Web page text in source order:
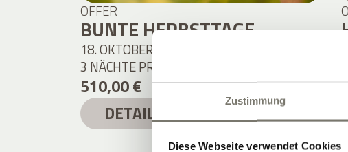
Zustimmung
Diese Webseite verwendet Cookies
OFFER
BUNTE HERBSTTAGE
18. OKTOBER 2026 – 30. OKTOBER 2026
3 NÄCHTE PRO PERSON
510,00 €
DETAILS